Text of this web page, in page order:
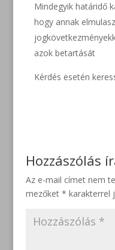
Mindegyik határidő
hogy annak
azok betartását
Kérdés esetén
Hozzászólás
Az e-mail címet nem
mezőket * karakterrel